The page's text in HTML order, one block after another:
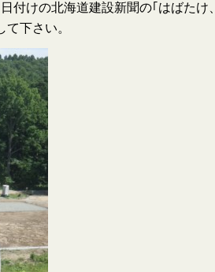
けの北海道建設新聞の｢はばたけ、
下さい。